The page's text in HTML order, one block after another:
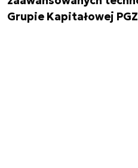
Grupie Kapitałowej